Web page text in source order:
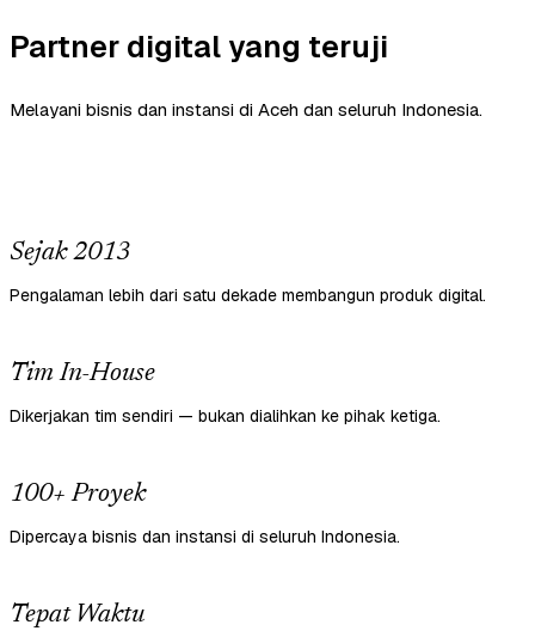
Partner digital yang teruji
Melayani bisnis dan instansi di Aceh dan seluruh Indonesia.
Sejak 2013
Pengalaman lebih dari satu dekade membangun produk digital.
Tim In-House
Dikerjakan tim sendiri — bukan dialihkan ke pihak ketiga.
100+ Proyek
Dipercaya bisnis dan instansi di seluruh Indonesia.
Tepat Waktu